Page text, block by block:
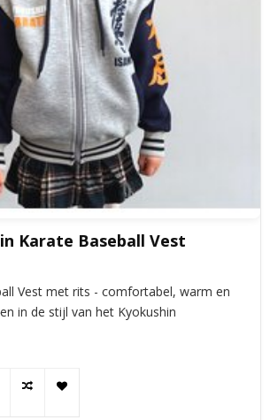
Karate Baseball Vest
Vest met rits - comfortabel, warm en
in de stijl van het Kyokushin